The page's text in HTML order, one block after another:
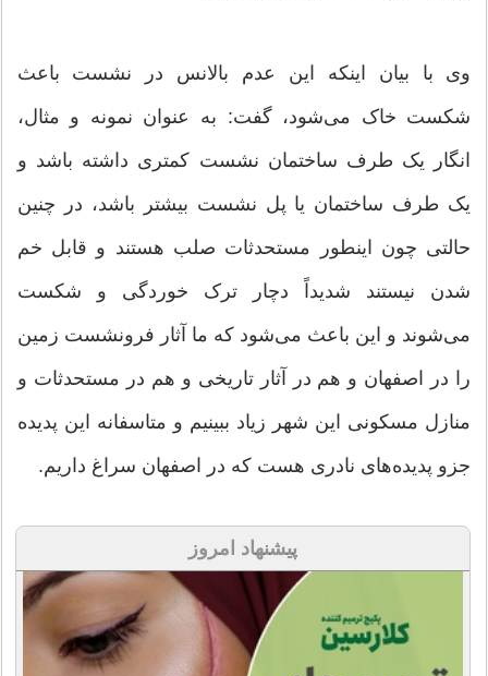
وی با بیان اینکه این عدم بالانس در نشست باعث
شکست خاک می‌شود، گفت: به عنوان نمونه و مثال،
انگار یک طرف ساختمان نشست کمتری داشته باشد و
یک طرف ساختمان یا پل نشست بیشتر باشد، در چنین
حالتی چون اینطور مستحدثات صلب هستند و قابل خم
شدن نیستند شدیداً دچار ترک خوردگی و شکست
می‌شوند و این باعث می‌شود که ما آثار فرونشست زمین
را در اصفهان و هم در آثار تاریخی و هم در مستحدثات و
منازل مسکونی این شهر زیاد ببینیم و متاسفانه این پدیده
جزو پدیده‌های نادری هست که در اصفهان سراغ داریم.
پیشنهاد امروز